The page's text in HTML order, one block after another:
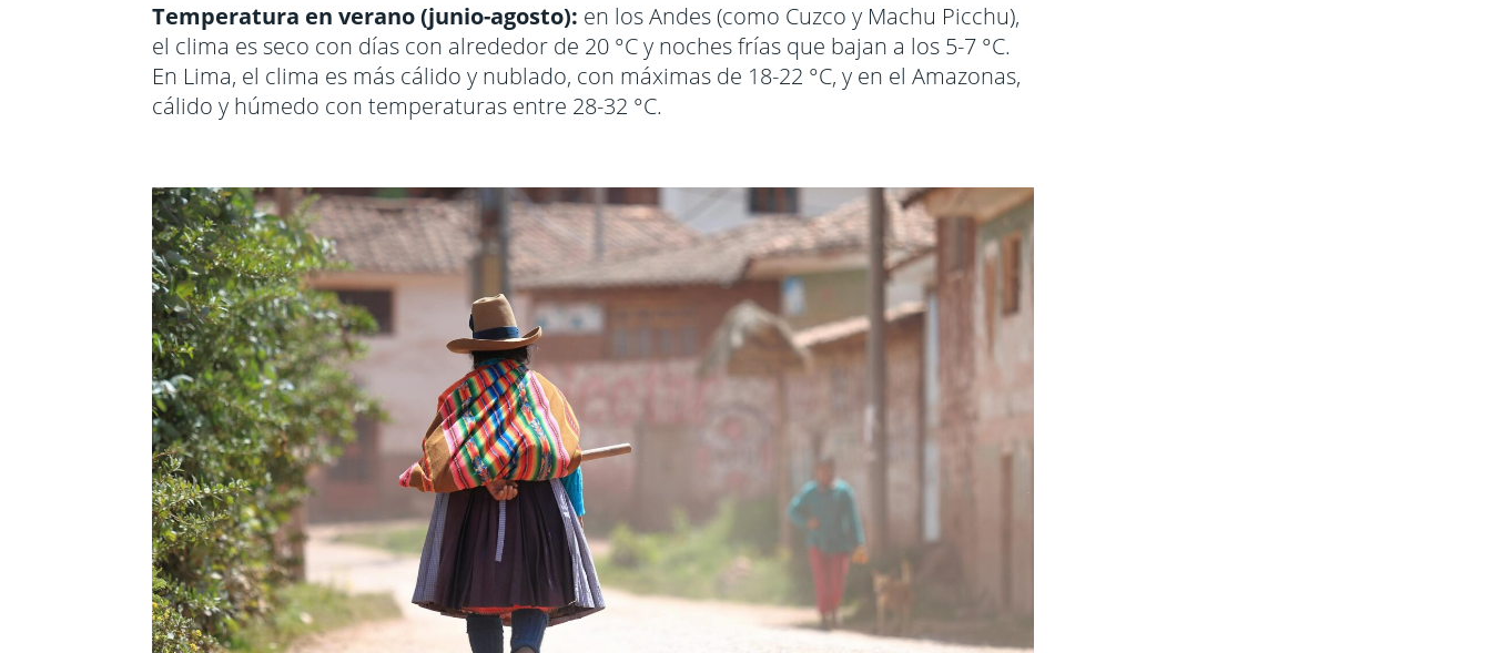
Temperatura en verano (junio-agosto): en los Andes (como Cuzco y Machu Picchu),
el clima es seco con días con alrededor de 20 °C y noches frías que bajan a los 5-7 °C.
En Lima, el clima es más cálido y nublado, con máximas de 18-22 °C, y en el Amazonas,
cálido y húmedo con temperaturas entre 28-32 °C.